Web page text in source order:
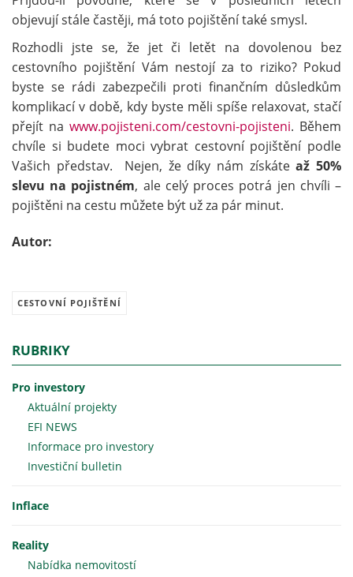
objevují stále častěji, má toto pojištění také smysl.
Rozhodli jste se, že jet či letět na dovolenou bez
cestovního pojištění Vám nestojí za to riziko? Pokud
byste se rádi zabezpečili proti finančním důsledkům
komplikací v době, kdy byste měli spíše relaxovat, stačí
přejít na www.pojisteni.com/cestovni-pojisteni. Během
chvíle si budete moci vybrat cestovní pojištění podle
Vašich představ. Nejen, že díky nám získáteaž 50%
slevu na pojistném, ale celý proces potrá jen chvíli –
pojištěni na cestu můžete být už za pár minut.
Autor:
CESTOVNÍ POJIŠTĚNÍ
RUBRIKY
Pro investory
Aktuální projekty
EFI NEWS
Informace pro investory
Investiční bulletin
Inflace
Reality
Nabídka nemovitostí